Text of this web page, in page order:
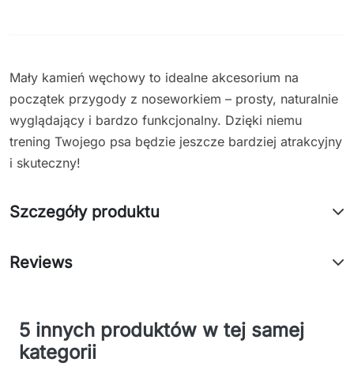
Mały kamień węchowy to idealne akcesorium na
początek przygody z noseworkiem – prosty, naturalnie
wyglądający i bardzo funkcjonalny. Dzięki niemu
trening Twojego psa będzie jeszcze bardziej atrakcyjny
i skuteczny!
Szczegóły produktu
Reviews
5 innych produktów w tej samej
kategorii